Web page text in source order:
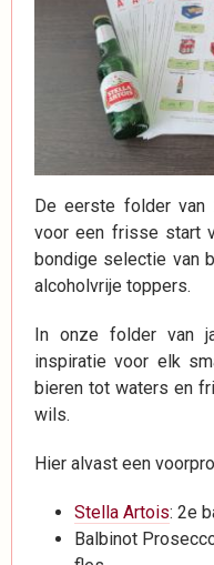
De eerste folder van
voor een frisse start
bondige selectie van
alcoholvrije toppers.
In onze folder van
inspiratie voor elk
bieren tot waters en
wils.
Hier alvast een
Stella Artois: 2e
Balbinot